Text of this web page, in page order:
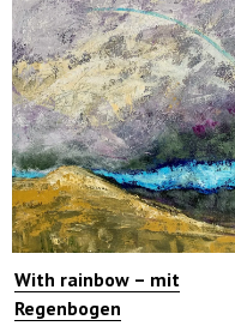
With rainbow – mit
Regenbogen